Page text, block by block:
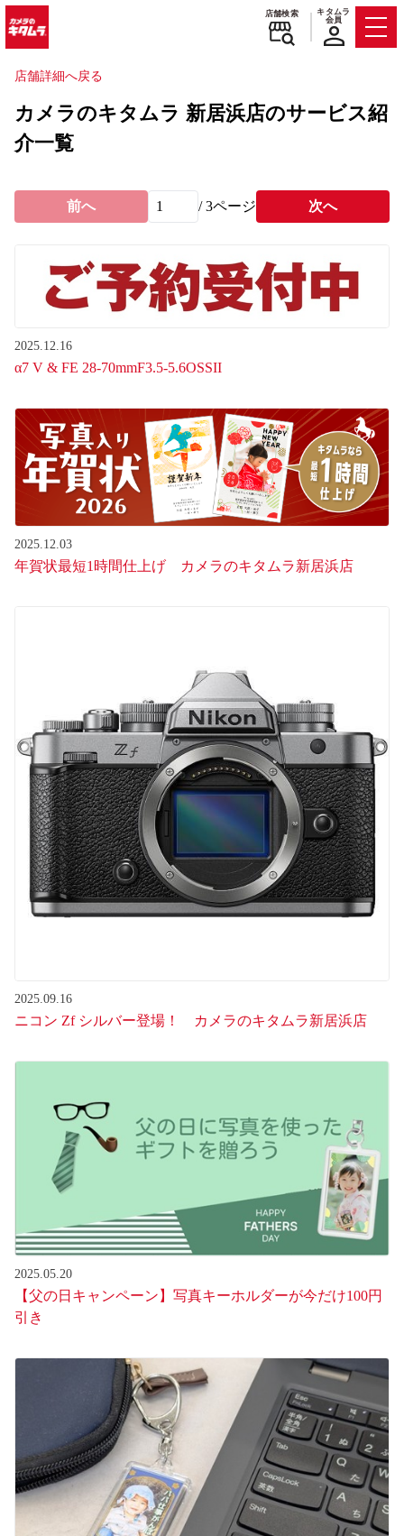
店舗検索
キタムラ
会員
店舗詳細へ戻る
カメラのキタムラ 新居浜店のサービス紹
介一覧
前へ /3ページ 次へ
2025.12.16
α7 V & FE 28-70mmF3.5-5.6OSSII
2025.12.03
年賀状最短1時間仕上げ カメラのキタムラ新居浜店
2025.09.16
ニコン Zf シルバー登場！ カメラのキタムラ新居浜店
2025.05.20
【父の日キャンペーン】写真キーホルダーが今だけ100円
引き